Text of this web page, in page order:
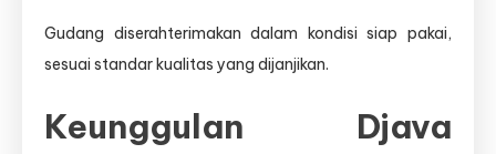
Gudang diserahterimakan dalam kondisi siap pakai,
sesuai standar kualitas yang dijanjikan.
Keunggulan Djava